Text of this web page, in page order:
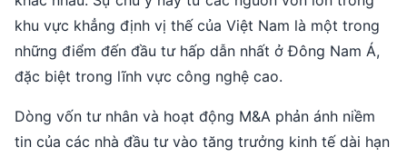
khu vực khẳng định vị thế của Việt Nam là một trong
những điểm đến đầu tư hấp dẫn nhất ở Đông Nam Á,
đặc biệt trong lĩnh vực công nghệ cao.
Dòng vốn tư nhân và hoạt động M&A phản ánh niềm
tin của các nhà đầu tư vào tăng trưởng kinh tế dài hạn